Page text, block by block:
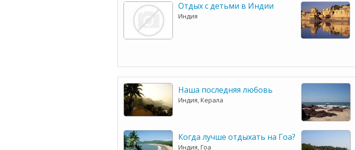
Отдых с детьми в Индии
Индия
Наша последняя любовь
Индия, Керала
Когда лучше отдыхать на Гоа?
Индия, Гоа